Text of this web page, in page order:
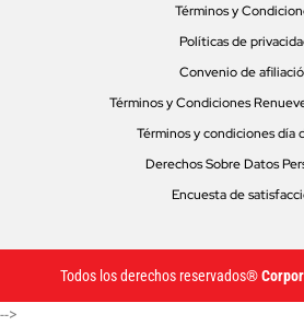
Términos y
Políticas de
Convenio de
Términos y Condiciones
Términos y condiciones día
Derechos Sobre Datos
Encuesta de
Todos los derechos reservados®
-->